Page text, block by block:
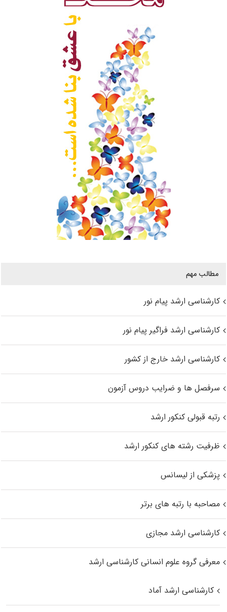
مطالب مهم
کارشناسی ارشد پیام نور
کارشناسی ارشد فراگیر پیام نور
کارشناسی ارشد خارج از کشور
سرفصل ها و ضرایب دروس آزمون
رتبه قبولی کنکور ارشد
ظرفیت رشته های کنکور ارشد
پزشکی از لیسانس
مصاحبه با رتبه های برتر
کارشناسی ارشد مجازی
معرفی گروه علوم انسانی کارشناسی ارشد
کارشناسی ارشد آماد